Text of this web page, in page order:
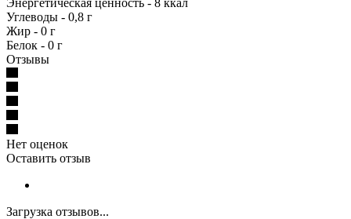
Углеводы - 0,8 г
Жир - 0 г
Белок - 0 г
Отзывы
Нет оценок
Оставить отзыв
Загрузка отзывов...